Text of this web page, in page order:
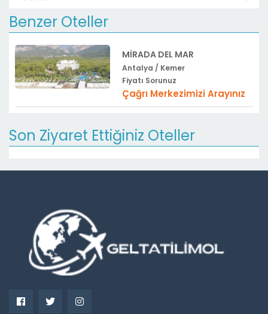
Benzer Oteller
MIRADA DEL MAR
Antalya / Kemer
Fiyatı Sorunuz
Çağrı Merkezimizi Arayınız
Son Ziyaret Ettiğiniz Oteller